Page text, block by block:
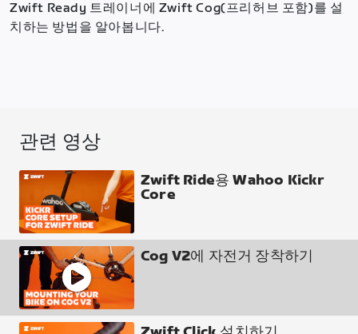
Zwift Ready 트레이너에 Zwift Cog(프리허브 포함)를 설
치하는 방법을 알아봅니다.
관련 영상
Zwift Ride용 Wahoo Kickr
Core
Cog V2에 자전거 장착하기